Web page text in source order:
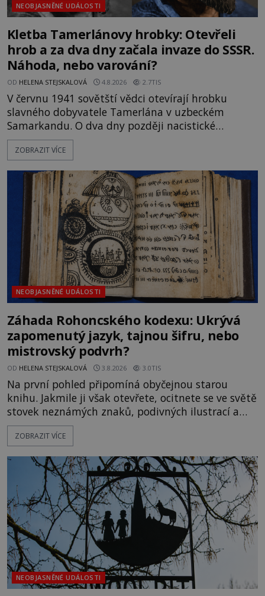
NEOBJASNĚNÉ UDÁLOSTI
Kletba Tamerlánovy hrobky: Otevřeli
hrob a za dva dny začala invaze do SSSR.
Náhoda, nebo varování?
OD HELENA STEJSKALOVÁ 4.8.2026 2.7TIS
V červnu 1941 sovětští vědci otevírají hrobku
slavného dobyvatele Tamerlána v uzbeckém
Samarkandu. O dva dny později nacistické
Německo zahajuje operaci Barbarossa a napadá
Sovětský svaz. Shoda dat je natolik zarážející, že se
na legendě něco pravdy, nebo jde jen o fascinující
souhru okolností? Když antropolog Michail
Gerasimov (1907-1970) a
ZOBRAZIT VÍCE
NEOBJASNĚNÉ UDÁLOSTI
Záhada Rohoncského kodexu: Ukrývá
zapomenutý jazyk, tajnou šifru, nebo
mistrovský podvrh?
OD HELENA STEJSKALOVÁ 3.8.2026 3.0TIS
Na první pohled připomíná obyčejnou starou
knihu. Jakmile ji však otevřete, ocitnete se ve světě
stovek neznámých znaků, podivných ilustrací a
textu, který už téměř dvě století vzdoruje všem
pokusům o rozluštění. Rohoncský kodex patří mezi
jistotou neví, kdo jej napsal, kdy vznikl ani co
vlastně vypráví. Rohoncský kodex se poprvé
objevuje v roce
ZOBRAZIT VÍCE
NEOBJASNĚNÉ UDÁLOSTI